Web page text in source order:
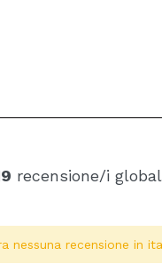
recensione/i
nessuna recensione in